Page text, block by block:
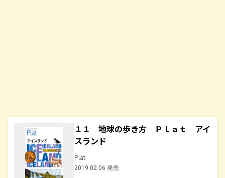
１１ 地球の歩き方 Ｐｌａｔ アイ
スランド
Plat
2019.02.06 発売